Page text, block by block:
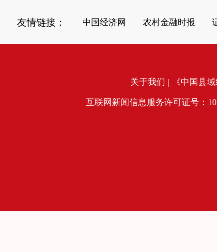
友情链接： 中国经济网 农村金融时报
关于我们 | 《中国县
互联网新闻信息服务许可证号：